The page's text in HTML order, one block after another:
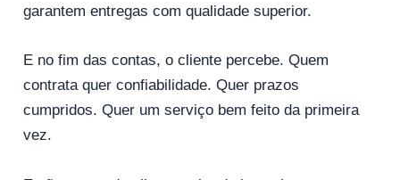
garantem entregas com qualidade superior.
E no fim das contas, o cliente percebe. Quem
contrata quer confiabilidade. Quer prazos
cumpridos. Quer um serviço bem feito da primeira
vez.